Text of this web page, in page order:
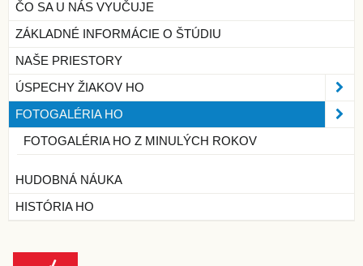
ČO SA U NÁS VYUČUJE
ZÁKLADNÉ INFORMÁCIE O ŠTÚDIU
NAŠE PRIESTORY
ÚSPECHY ŽIAKOV HO
FOTOGALÉRIA HO
FOTOGALÉRIA HO Z MINULÝCH ROKOV
HUDOBNÁ NÁUKA
HISTÓRIA HO